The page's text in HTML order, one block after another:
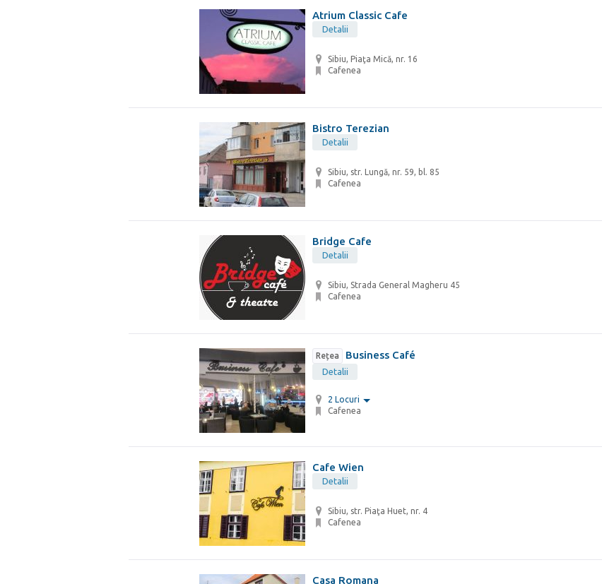
Atrium Classic Cafe
Detalii
Sibiu, Piaţa Mică, nr. 16
Cafenea
Bistro Terezian
Detalii
Sibiu, str. Lungă, nr. 59, bl. 85
Cafenea
Bridge Cafe
Detalii
Sibiu, Strada General Magheru 45
Cafenea
Rețea Business Café
Detalii
2 Locuri
Cafenea
Cafe Wien
Detalii
Sibiu, str. Piaţa Huet, nr. 4
Cafenea
Casa Romana